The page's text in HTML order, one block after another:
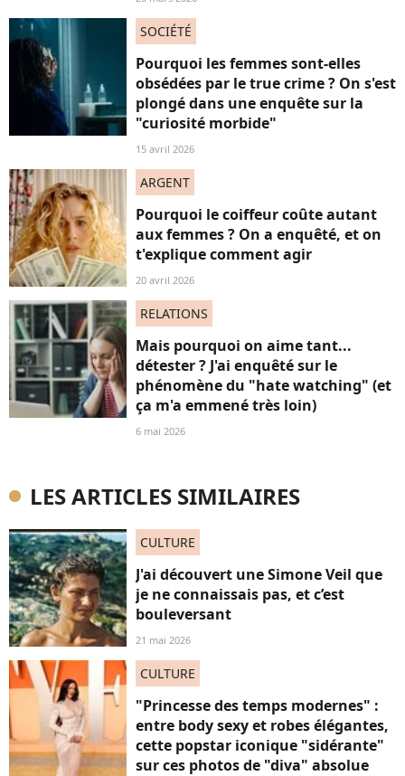
SOCIÉTÉ
Pourquoi les femmes sont-elles
obsédées par le true crime ? On s'est
plongé dans une enquête sur la
"curiosité morbide"
15 avril 2026
ARGENT
Pourquoi le coiffeur coûte autant
aux femmes ? On a enquêté, et on
t'explique comment agir
20 avril 2026
RELATIONS
Mais pourquoi on aime tant...
détester ? J'ai enquêté sur le
phénomène du "hate watching" (et
ça m'a emmené très loin)
6 mai 2026
LES ARTICLES SIMILAIRES
CULTURE
J'ai découvert une Simone Veil que
je ne connaissais pas, et c’est
bouleversant
21 mai 2026
CULTURE
"Princesse des temps modernes" :
entre body sexy et robes élégantes,
cette popstar iconique "sidérante"
sur ces photos de "diva" absolue